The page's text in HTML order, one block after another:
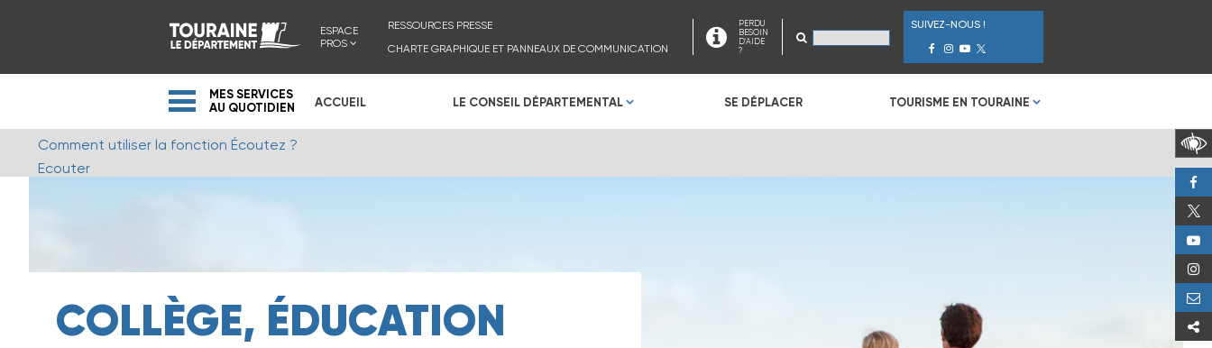
ESPACE
PROS
RESSOURCES PRESSE
CHARTE GRAPHIQUE ET PANNEAUX DE COMMUNICATION
PERDU
BESOIN
D'AIDE
?
SUIVEZ-NOUS !
MES SERVICES
AU QUOTIDIEN
ACCUEIL LE CONSEIL DÉPARTEMENTAL SE DÉPLACER TOURISME EN TOURAINE
Comment utiliser la fonction Écoutez ?
Ecouter
COLLÈGE, ÉDUCATION